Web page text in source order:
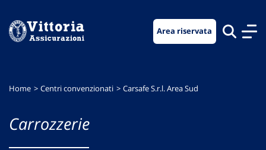
menu
contenuto
footer
Area riservata
Home Centri convenzionati Carsafe S.r.l. Area Sud
Carrozzerie